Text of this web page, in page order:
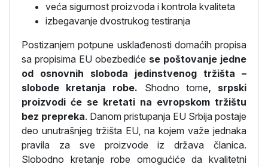
veća sigurnost proizvoda i kontrola kvaliteta
izbegavanje dvostrukog testiranja
Postizanjem potpune usklađenosti domaćih propisa
sa propisima EU obezbediće se poštovanje jedne
od osnovnih sloboda jedinstvenog tržišta –
slobode kretanja robe. Shodno tome, srpski
proizvodi će se kretati na evropskom tržištu
bez prepreka. Danom pristupanja EU Srbija postaje
deo unutrašnjeg tržišta EU, na kojem važe jednaka
pravila za sve proizvode iz država članica.
Slobodno kretanje robe omogućiće da kvalitetni